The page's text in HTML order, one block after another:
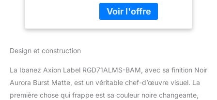
une combinaison
équilibrée de finitions
soignées et de matériaux
priorité absolue et est
notre priorité.
Design et construction
La Ibanez Axion Label RGD71ALMS-BAM, avec sa finition Noir
Aurora Burst Matte, est un véritable chef-d’œuvre visuel. La
première chose qui frappe est sa couleur noire changeante,